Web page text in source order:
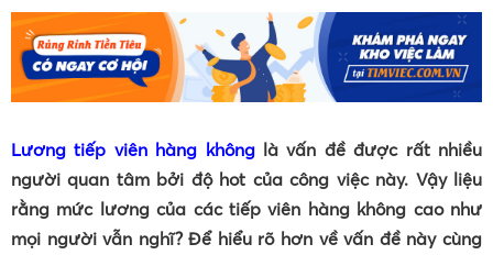
Lương tiếp viên hàng khônglà vấn đề được rất nhiều
người quan tâm bởi độ hot của công việc này. Vậy liệu
rằng mức lương của các tiếp viên hàng không cao như
mọi người vẫn nghĩ? Để hiểu rõ hơn về vấn đề này cùng